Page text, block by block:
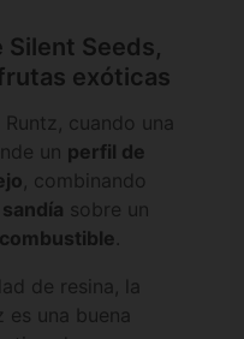
Silent Seeds,
exóticas
cuando una
un perfil de
, combinando
sandía sobre un
combustible.
de resina, la
es una buena